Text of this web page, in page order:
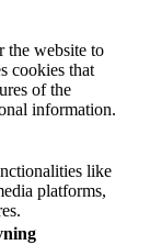
the website to
cookies that
of the
information.
like
platforms,